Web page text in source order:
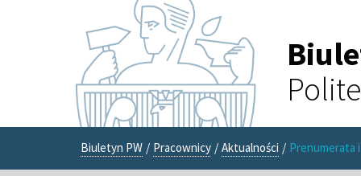
Biuletyn PW / Pracownicy / Aktualności / Prenumerata